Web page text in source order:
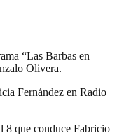
“Las Barbas en
Olivera.
Fernández en Radio
8 que conduce Fabricio